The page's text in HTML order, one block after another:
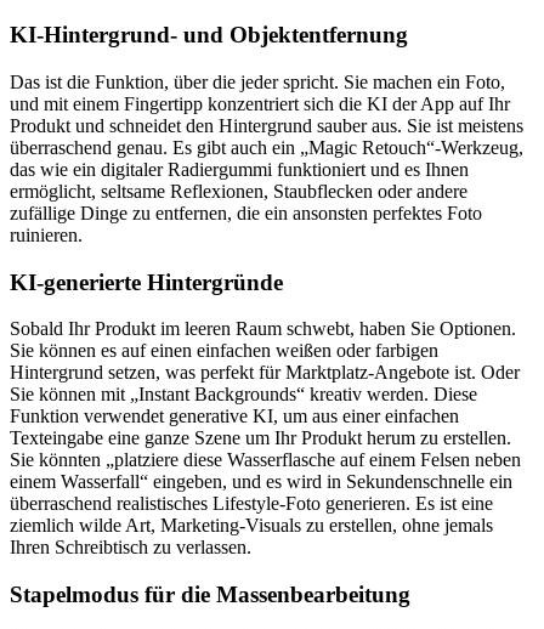
KI-Hintergrund- und Objektentfernung
Das ist die Funktion, über die jeder spricht. Sie machen ein Foto,
und mit einem Fingertipp konzentriert sich die KI der App auf Ihr
Produkt und schneidet den Hintergrund sauber aus. Sie ist meistens
überraschend genau. Es gibt auch ein „Magic Retouch“-Werkzeug,
das wie ein digitaler Radiergummi funktioniert und es Ihnen
ermöglicht, seltsame Reflexionen, Staubflecken oder andere
zufällige Dinge zu entfernen, die ein ansonsten perfektes Foto
ruinieren.
KI-generierte Hintergründe
Sobald Ihr Produkt im leeren Raum schwebt, haben Sie Optionen.
Sie können es auf einen einfachen weißen oder farbigen
Hintergrund setzen, was perfekt für Marktplatz-Angebote ist. Oder
Sie können mit „Instant Backgrounds“ kreativ werden. Diese
Funktion verwendet generative KI, um aus einer einfachen
Texteingabe eine ganze Szene um Ihr Produkt herum zu erstellen.
Sie könnten „platziere diese Wasserflasche auf einem Felsen neben
einem Wasserfall“ eingeben, und es wird in Sekundenschnelle ein
überraschend realistisches Lifestyle-Foto generieren. Es ist eine
ziemlich wilde Art, Marketing-Visuals zu erstellen, ohne jemals
Ihren Schreibtisch zu verlassen.
Stapelmodus für die Massenbearbeitung